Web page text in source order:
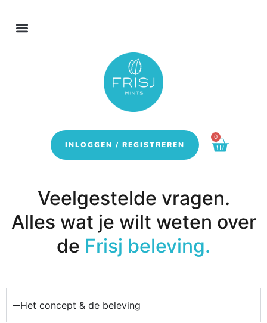
INLOGGEN / REGISTREREN
0
Veelgestelde vragen.
Alles wat je wilt weten over
de Frisj beleving.
Het concept & de beleving